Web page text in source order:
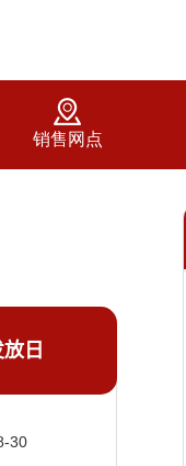
销售网点